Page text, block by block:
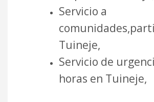
Servicio a
Tuineje,
Servicio de
horas en Tuineje,